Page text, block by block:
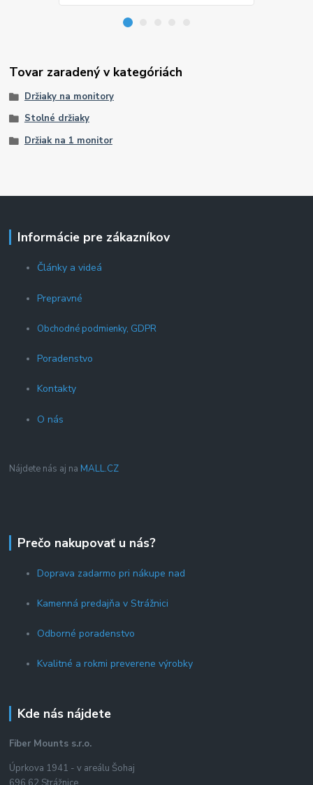
Tovar zaradený v kategóriách
Držiaky na monitory
Stolné držiaky
Držiak na 1 monitor
Informácie pre zákazníkov
Články a videá
Prepravné
Obchodné podmienky, GDPR
Poradenstvo
Kontakty
O nás
Nájdete nás aj na MALL.CZ
Prečo nakupovať u nás?
Doprava zadarmo pri nákupe nad
Kamenná predajňa v Strážnici
Odborné poradenstvo
Kvalitné a rokmi preverene výrobky
Kde nás nájdete
Fiber Mounts s.r.o.
Úprkova 1941 - v areálu Šohaj